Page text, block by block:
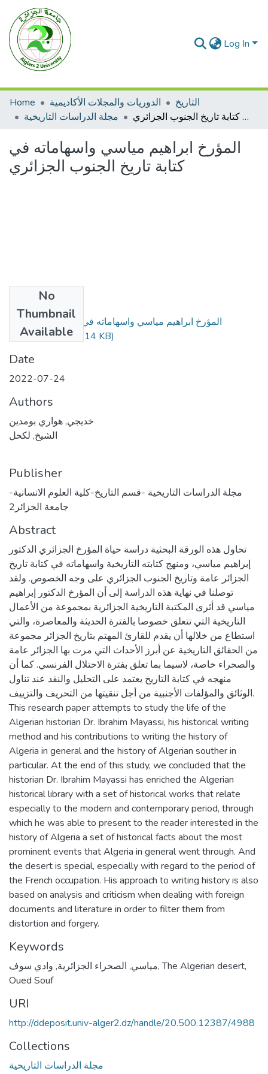
Log In
Home الدوريات والمجلات الأكاديمية
التاريخ
مجلة الدراسات التاريخية
المؤرخ ابراهيم مياسي واسهاماته في كتابة تاريخ الجنوب الجزائري
المؤرخ ابراهيم مياسي واسهاماته في
كتابة تاريخ الجنوب الجزائري
No
Thumbnail
Available
المؤرخ ابراهيم مياسي واسهاماته في كتابة تاريخ الجنوب
الجزائري.pdf(767.14 KB)
Date
2022-07-24
Authors
خديجي, هواري بومدين
الشيخ, لكحل
Publisher
مجلة الدراسات التاريخية -قسم التاريخ-كلية العلوم الانسانية-
جامعة الجزائر2
Abstract
تحاول هذه الورقة البحثية دراسة حياة المؤرخ الجزائري الدكتور
إبراهيم مياسي، ومنهج كتابته التاريخية واسهاماته في كتابة تاريخ
الجزائر عامة وتاريخ الجنوب الجزائري على وجه الخصوص. ولقد
توصلنا في نهاية هذه الدراسة إلى أن المؤرخ الدكتور إبراهيم
مياسي قد أثرى المكتبة التاريخية الجزائرية بمجموعة من الأعمال
التاريخية التي تتعلق خصوصا بالفترة الحديثة والمعاصرة، والتي
استطاع من خلالها أن يقدم للقارئ المهتم بتاريخ الجزائر مجموعة
من الحقائق التاريخية عن أبرز الأحداث التي مرت بها الجزائر عامة
والصحراء خاصة، لاسيما بما تعلق بفترة الاحتلال الفرنسي. كما أن
منهجه في كتابة التاريخ يعتمد على التحليل والنقد عند تناول
الوثائق والمؤلفات الأجنبية من أجل تنقيتها من التحريف والتزييف.
This research paper attempts to study the life of the
Algerian historian Dr. Ibrahim Mayassi, his historical writing
method and his contributions to writing the history of
Algeria in general and the history of Algerian souther in
particular. At the end of this study, we concluded that the
historian Dr. Ibrahim Mayassi has enriched the Algerian
historical library with a set of historical works that relate
especially to the modern and contemporary period, through
which he was able to present to the reader interested in the
history of Algeria a set of historical facts about the most
prominent events that Algeria in general went through. And
the desert is special, especially with regard to the period of
the French occupation. His approach to writing history is also
based on analysis and criticism when dealing with foreign
documents and literature in order to filter them from
distortion and forgery.
Keywords
مياسي, الصحراء الجزائرية, وادي سوف ,The Algerian desert,
Oued Souf
URI
http://ddeposit.univ-alger2.dz/handle/20.500.12387/4988
Collections
مجلة الدراسات التاريخية